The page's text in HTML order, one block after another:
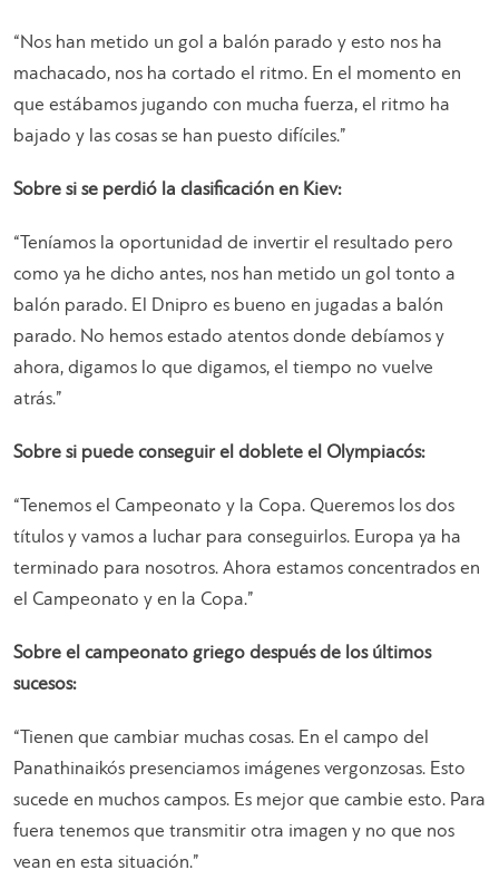
“Nos han metido un gol a balón parado y esto nos ha
machacado, nos ha cortado el ritmo. En el momento en
que estábamos jugando con mucha fuerza, el ritmo ha
bajado y las cosas se han puesto difíciles.”
Sobre si se perdió la clasificación en Kiev:
“Teníamos la oportunidad de invertir el resultado pero
como ya he dicho antes, nos han metido un gol tonto a
balón parado. El Dnipro es bueno en jugadas a balón
parado. No hemos estado atentos donde debíamos y
ahora, digamos lo que digamos, el tiempo no vuelve
atrás.”
Sobre si puede conseguir el doblete el Olympiacós:
“Tenemos el Campeonato y la Copa. Queremos los dos
títulos y vamos a luchar para conseguirlos. Europa ya ha
terminado para nosotros. Ahora estamos concentrados en
el Campeonato y en la Copa.”
Sobre el campeonato griego después de los últimos
sucesos:
“Tienen que cambiar muchas cosas. En el campo del
Panathinaikós presenciamos imágenes vergonzosas. Esto
sucede en muchos campos. Es mejor que cambie esto. Para
fuera tenemos que transmitir otra imagen y no que nos
vean en esta situación.”